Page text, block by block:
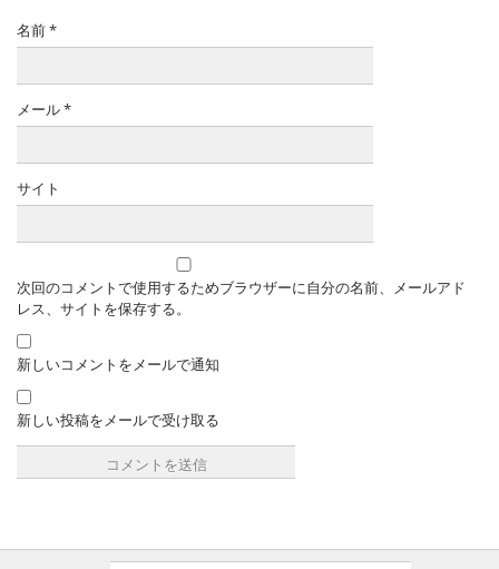
名前*
メール*
サイト
次回のコメントで使用するためブラウザーに自分の名前、メールアド
レス、サイトを保存する。
新しいコメントをメールで通知
新しい投稿をメールで受け取る